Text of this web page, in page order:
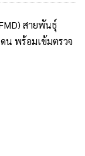
สายพันธุ์
น พร้อมเข้มตรวจ